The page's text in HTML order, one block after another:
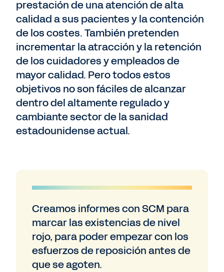
prestación de una atención de alta
calidad a sus pacientes y la contención
de los costes. También pretenden
incrementar la atracción y la retención
de los cuidadores y empleados de
mayor calidad. Pero todos estos
objetivos no son fáciles de alcanzar
dentro del altamente regulado y
cambiante sector de la sanidad
estadounidense actual.
Creamos informes con SCM para
marcar las existencias de nivel
rojo, para poder empezar con los
esfuerzos de reposición antes de
que se agoten.